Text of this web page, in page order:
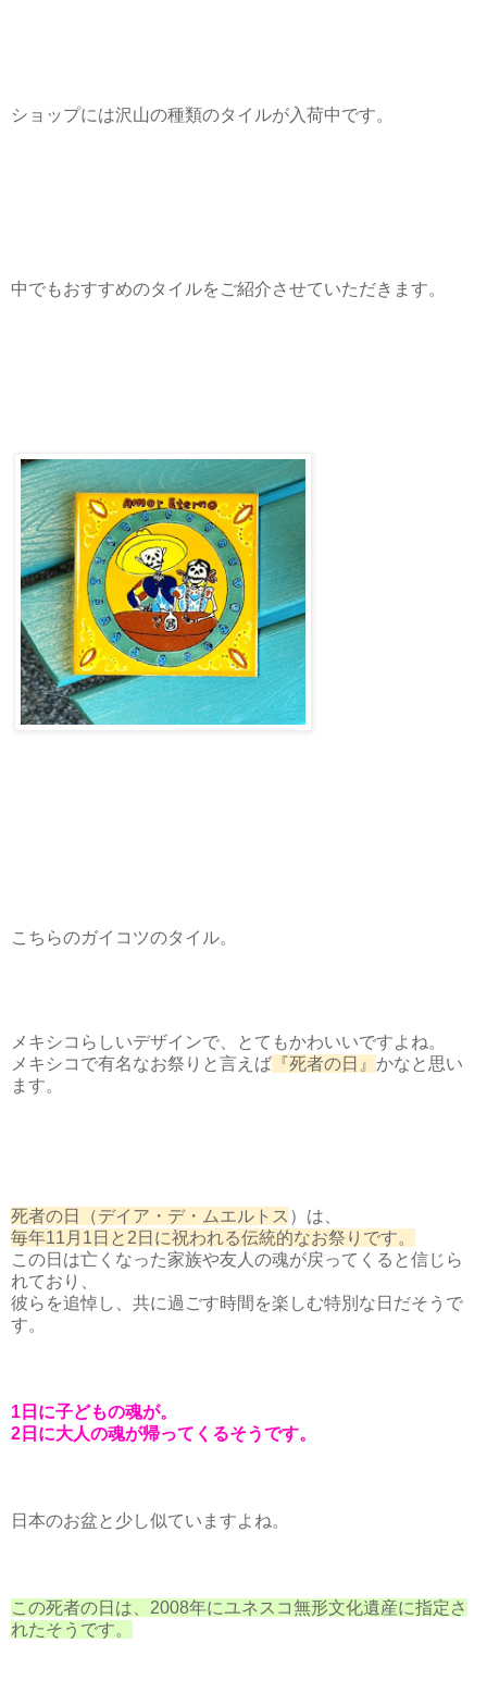
ショップには沢山の種類のタイルが入荷中です。
中でもおすすめのタイルをご紹介させていただきます。
こちらのガイコツのタイル。
メキシコらしいデザインで、とてもかわいいですよね。
メキシコで有名なお祭りと言えば 『死者の日』 かなと思い
ます。
死者の日（デイア・デ・ムエルトス ）は、
毎年11月1日と2日に祝われる伝統的なお祭りです。
この日は亡くなった家族や友人の魂が戻ってくると信じら
れており、
彼らを追悼し、共に過ごす時間を楽しむ特別な日だそうで
す。
1日に子どもの魂が。
2日に大人の魂が帰ってくるそうです。
日本のお盆と少し似ていますよね。
この死者の日は、2008年にユネスコ無形文化遺産に指定さ
れたそうです。